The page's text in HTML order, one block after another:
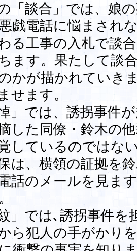
「談合」では、娘
戯電話に悩まされ
る工事の入札で談
ます。果たして談
かが描かれていき
せます。
」では、誘拐事件
した同僚・鈴木の
しているのではな
は、横領の証拠を
話のメールを見ま
」では､誘拐事件を
ら犯人の手がかり